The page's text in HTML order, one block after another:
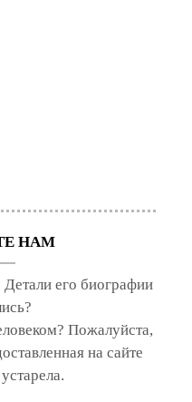
НАМ
Детали его биографии
Пожалуйста,
на сайте